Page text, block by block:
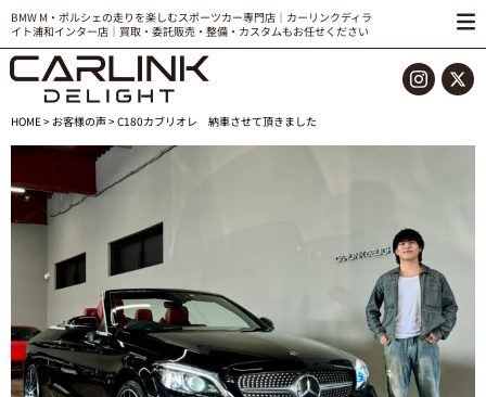
BMW M・ポルシェの走りを楽しむスポーツカー専門店｜カーリンクディラ
イト浦和インター店｜買取・委託販売・整備・カスタムもお任せください
HOME> お客様の声> C180カブリオレ 納車させて頂きました